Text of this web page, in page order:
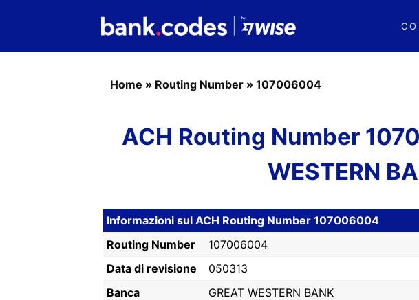
Home » Routing Number » 107006004
ACH Routing Number
WESTERN
Informazioni sul ACH Routing Number 107006004
Routing Number
107006004
Data di revisione
050313
Banca
GREAT WESTERN BANK